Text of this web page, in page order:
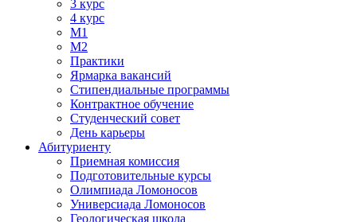
3 курс
4 курс
М1
М2
Практики
Ярмарка вакансий
Стипендиальные программы
Контрактное обучение
Студенческий совет
День карьеры
Абитуриенту
Приемная комиссия
Подготовительные курсы
Олимпиада Ломоносов
Универсиада Ломоносов
Геологическая школа